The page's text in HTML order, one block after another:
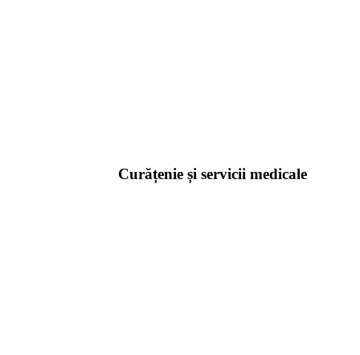
Curățenie și servicii medicale